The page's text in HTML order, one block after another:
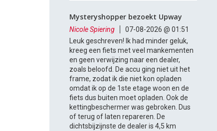
Mysteryshopper bezoekt Upway
Nicole Spiering
07-08-2026 @ 01:51
Leuk geschreven! Ik had minder geluk,
kreeg een fiets met veel mankementen
en geen verwijzing naar een dealer,
zoals beloofd. De accu ging niet uit het
frame, zodat ik die niet kon opladen
omdat ik op de 1ste etage woon en de
fiets dus buiten moet opladen. Ook de
kettingbeschermer was gebroken. Dus
of terug of laten repareren. De
dichtsbijzijnste de dealer is 4,5 km